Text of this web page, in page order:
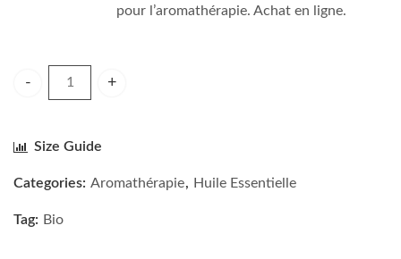
pour l’aromathérapie. Achat en ligne.
Size Guide
Categories: Aromathérapie, Huile Essentielle
Tag: Bio